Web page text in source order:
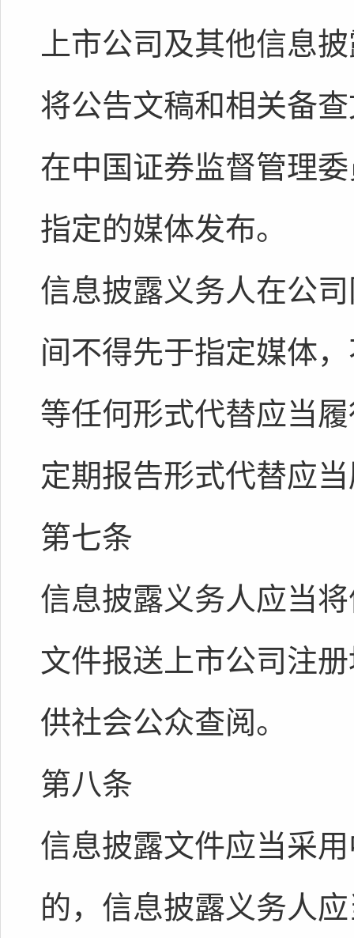
上市公司及其他信息
将公告文稿和相关备
在中国证券监督管理
指定的媒体发布。
信息披露义务人在公
间不得先于指定媒体
等任何形式代替应当
定期报告形式代替应
第七条
信息披露义务人应当
文件报送上市公司注
供社会公众查阅。
第八条
信息披露文件应当采
的，信息披露义务人